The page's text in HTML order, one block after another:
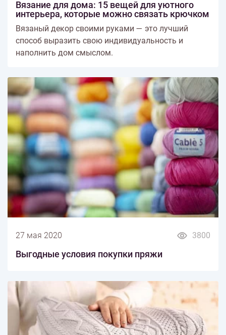
Вязание для дома: 15 вещей для уютного
интерьера, которые можно связать крючком
Вязаный декор своими руками — это лучший
способ выразить свою индивидуальность и
наполнить дом смыслом.
3800
27 мая 2020
Выгодные условия покупки пряжи